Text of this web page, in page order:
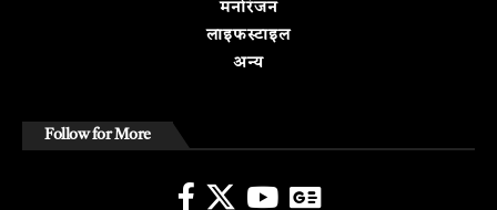
मनोरंजन
लाइफस्टाइल
अन्य
Follow for More